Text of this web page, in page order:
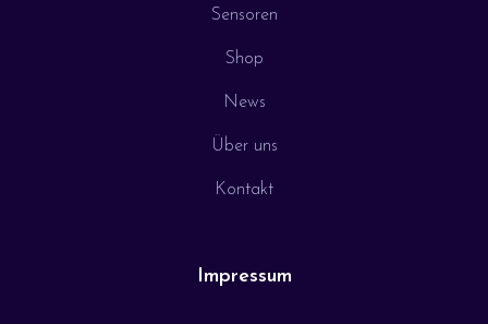
Sensoren
Shop
News
Über uns
Kontakt
Impressum